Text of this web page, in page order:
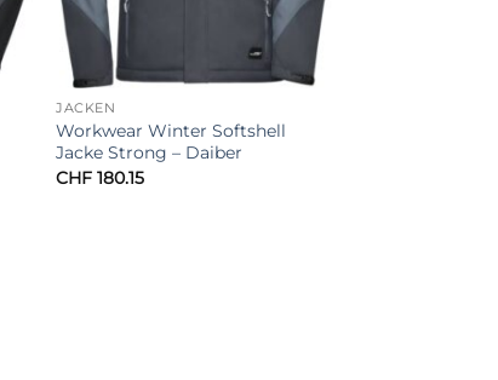
JACKEN
Workwear Winter Softshell
Jacke Strong – Daiber
CHF 180.15